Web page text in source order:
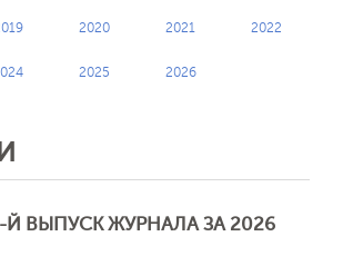
2020 2021 2022
2025 2026
ВЫПУСК ЖУРНАЛА ЗА 2026